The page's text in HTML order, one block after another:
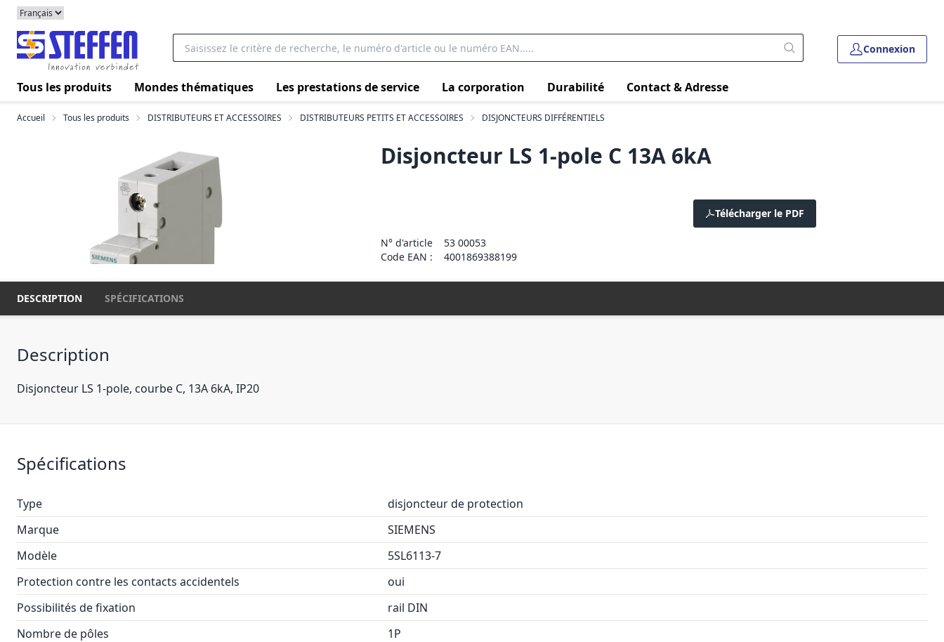
Connexion
Tous les produits Mondes thématiques Les prestations de service La corporation Durabilité Contact & Adresse
Accueil Tous les produits DISTRIBUTEURS ET ACCESSOIRES DISTRIBUTEURS PETITS ET ACCESSOIRES DISJONCTEURS DIFFÉRENTIELS
Disjoncteur LS 1-pole C 13A 6kA
Télécharger le PDF
N° d'article
53 00053
Code EAN :
4001869388199
DESCRIPTION SPÉCIFICATIONS
Description
Disjoncteur LS 1-pole, courbe C, 13A 6kA, IP20
Spécifications
Type
disjoncteur de protection
Marque
SIEMENS
Modèle
5SL6113-7
Protection contre les contacts accidentels
oui
Possibilités de fixation
rail DIN
Nombre de pôles
1P